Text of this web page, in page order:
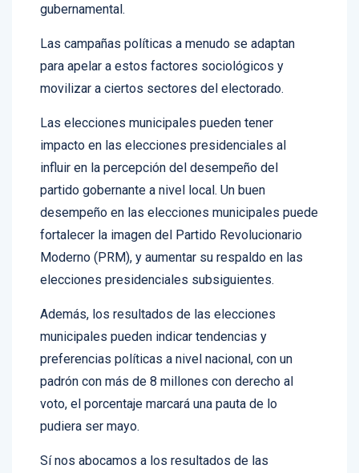
gubernamental.
Las campañas políticas a menudo se adaptan
para apelar a estos factores sociológicos y
movilizar a ciertos sectores del electorado.
Las elecciones municipales pueden tener
impacto en las elecciones presidenciales al
influir en la percepción del desempeño del
partido gobernante a nivel local. Un buen
desempeño en las elecciones municipales puede
fortalecer la imagen del Partido Revolucionario
Moderno (PRM), y aumentar su respaldo en las
elecciones presidenciales subsiguientes.
Además, los resultados de las elecciones
municipales pueden indicar tendencias y
preferencias políticas a nivel nacional, con un
padrón con más de 8 millones con derecho al
voto, el porcentaje marcará una pauta de lo
pudiera ser mayo.
Sí nos abocamos a los resultados de las